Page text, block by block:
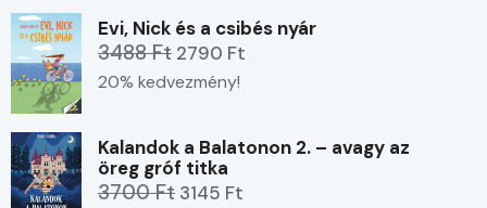
Evi, Nick és a csibés nyár
3488 Ft 2790 Ft
20% kedvezmény!
Kalandok a Balatonon 2. – avagy az
öreg gróf titka
3700 Ft 3145 Ft